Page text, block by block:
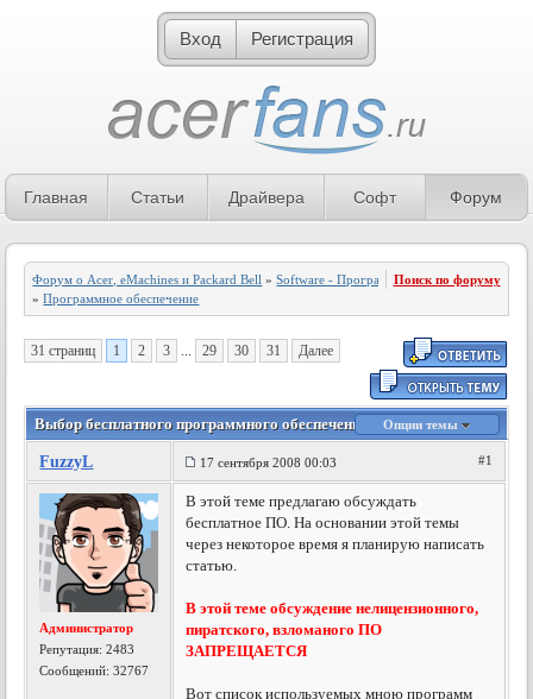
Вход Регистрация
Главная Статьи Драйвера Софт Форум
Форум о Acer, eMachines и Packard Bell »Software - Программное обеспечение
»Программное обеспечение
Поиск по форуму
31 страниц 1 2 3 ... 29 30 31 Далее
Выбор бесплатного программного обеспечения Опции темы
FuzzyL 17 сентября 2008 00:03 #1
Администратор
Репутация:2483
Сообщений: 32767
В этой теме предлагаю обсуждать
бесплатное ПО. На основании этой темы
через некоторое время я планирую написать
статью.
В этой теме обсуждение нелицензионного,
пиратского, взломаного ПО
ЗАПРЕЩАЕТСЯ
Вот список используемых мною программ